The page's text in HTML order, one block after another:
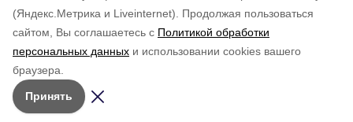
(Яндекс.Метрика и Liveinternet).
Продолжая пользоваться
сайтом, Вы соглашаетесь с Политикой обработки
персональных данных и использовании cookies вашего
браузера.
Принять
Понравилась статья?
по оценке4 пользователей
5 4 3 2